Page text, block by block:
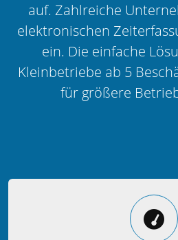
auf. Zahlreiche
elektronischen
ein. Die einfache
Kleinbetriebe ab 5
für größere